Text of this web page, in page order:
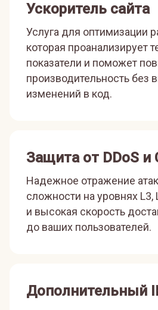
Ускоритель сайта
Услуга для оптимизации
которая проанализирует
показатели и поможет
производительность без
изменений в код.
Защита от DDoS и
Надежное отражение
сложности на уровнях L3,
и высокая скорость
до ваших пользователей.
Дополнительный